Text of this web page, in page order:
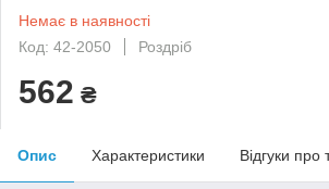
Немає в наявності
Код: 42-2050
Роздріб
562 ₴
Опис Характеристики Відгуки про